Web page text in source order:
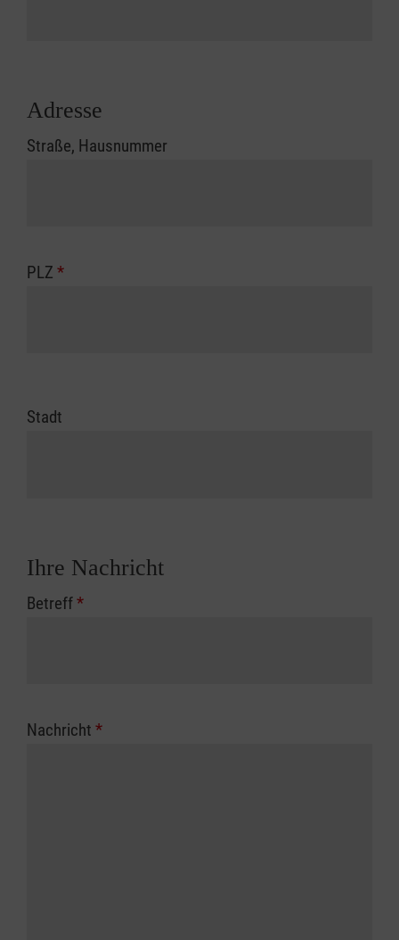
Adresse
Straße, Hausnummer
PLZ *
Stadt
Ihre Nachricht
Betreff*
Nachricht *